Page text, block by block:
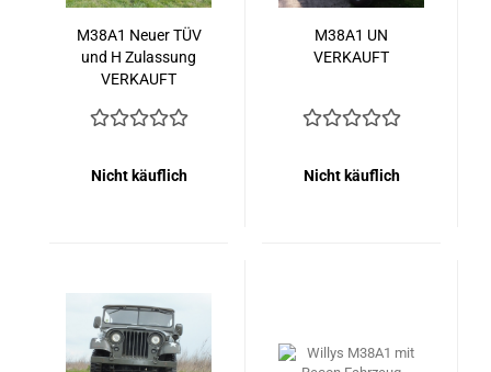
M38A1 Neuer TÜV
und H Zulassung
VERKAUFT
Nicht käuflich
M38A1 UN
VERKAUFT
Nicht käuflich